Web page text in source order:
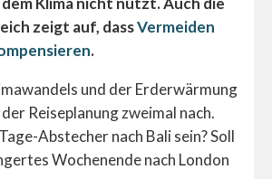
zeigt auf, dassVermeiden
.
und der Erderwärmung
Reiseplanung zweimal nach.
Abstecher nach Bali sein? Soll
Wochenende nach London